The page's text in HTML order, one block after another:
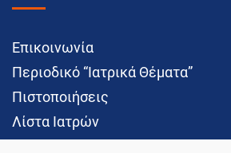
Επικοινωνία
Περιοδικό “Ιατρικά Θέματα”
Πιστοποιήσεις
Λίστα Ιατρών